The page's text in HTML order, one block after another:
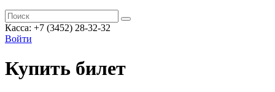
Касса: +7 (3452) 28-32-32
Войти
Купить билет